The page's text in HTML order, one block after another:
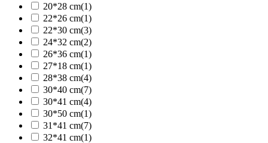
20*28 cm(1)
22*26 cm(1)
22*30 cm(3)
24*32 cm(2)
26*36 cm(1)
27*18 cm(1)
28*38 cm(4)
30*40 cm(7)
30*41 cm(4)
30*50 cm(1)
31*41 cm(7)
32*41 cm(1)